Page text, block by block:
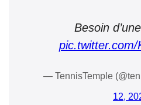
Besoin
pic.twitter.com/
— TennisTemple
12,